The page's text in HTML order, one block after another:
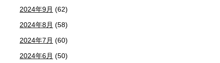
2024年9月 (62)
2024年8月 (58)
2024年7月 (60)
2024年6月 (50)